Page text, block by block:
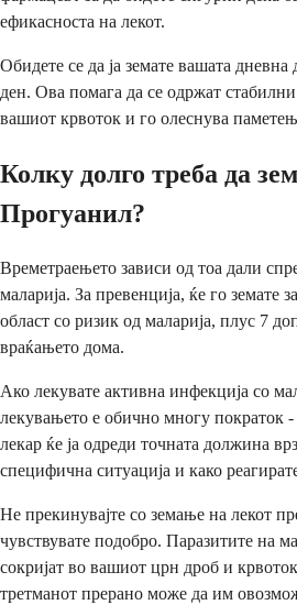
ефикасноста на лекот.
Обидете се да ја земате вашата дневна
ден. Ова помага да се одржат
вашиот крвоток и го олеснува
Колку долго треба да
Прогуанил?
Времетраењето зависи од тоа дали
маларија. За превенција, ќе го земате
област со ризик од маларија, плус 7
враќањето дома.
Ако лекувате активна инфекција со
лекувањето е обично многу пократок
лекар ќе ја одреди точната должина
специфична ситуација и како
Не прекинувајте со земање на лекот
чувствувате подобро. Паразитите на
сокријат во вашиот црн дроб и
третманот прерано може да им